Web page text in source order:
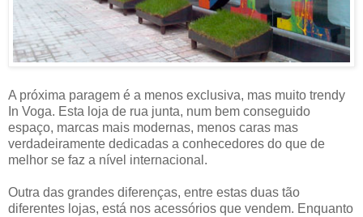
A próxima paragem é a menos exclusiva, mas muito trendy
In Voga. Esta loja de rua junta, num bem conseguido
espaço, marcas mais modernas, menos caras mas
verdadeiramente dedicadas a conhecedores do que de
melhor se faz a nível internacional.
Outra das grandes diferenças, entre estas duas tão
diferentes lojas, está nos acessórios que vendem. Enquanto